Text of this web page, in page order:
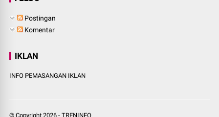
Postingan
Komentar
IKLAN
INFO PEMASANGAN IKLAN
© Copyright2026 -TRENINFO